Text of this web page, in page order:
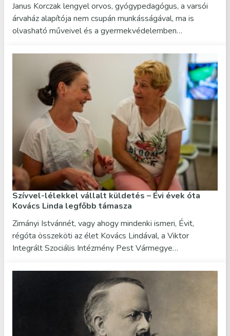
Janus Korczak lengyel orvos, gyógypedagógus, a varsói
árvaház alapítója nem csupán munkásságával, ma is
olvasható műveivel és a gyermekvédelemben…
Szívvel-lélekkel vállalt küldetés – Évi évek óta
Kovács Linda legfőbb támasza
Zimányi Istvánnét, vagy ahogy mindenki ismeri, Évit,
régóta összeköti az élet Kovács Lindával, a Viktor
Integrált Szociális Intézmény Pest Vármegye…